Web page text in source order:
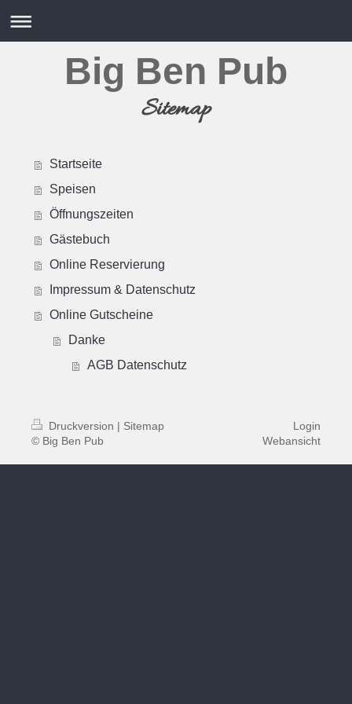
Big Ben Pub
Sitemap
Startseite
Speisen
Öffnungszeiten
Gästebuch
Online Reservierung
Impressum & Datenschutz
Online Gutscheine
Danke
AGB Datenschutz
Druckversion | Sitemap
© Big Ben Pub
Login
Webansicht